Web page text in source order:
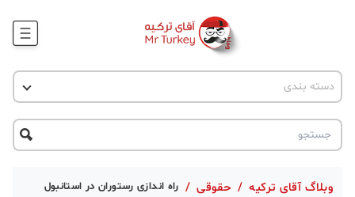
وبلاگ
جاذبه گردشگری
دسته بندی
اخبار ترکیه
پروژه ها
تحصیل در ترکیه
ترکیه گردی
وبلاگ آقای ترکیه / حقوقی / راه اندازی رستوران در استانبول